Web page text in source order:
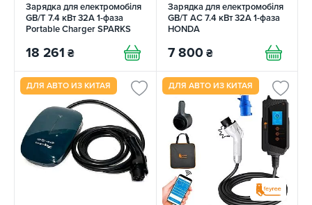
Зарядка для електромобіля
GB/T 7.4 кВт 32A 1-фаза
Portable Charger SPARKS
18 261 ₴
Зарядка для електромобіля
GB/T AC 7.4 кВт 32A 1-фаза
HONDA
7 800 ₴
ДЛЯ АВТО ИЗ КИТАЯ ДЛЯ АВТО ИЗ КИТАЯ